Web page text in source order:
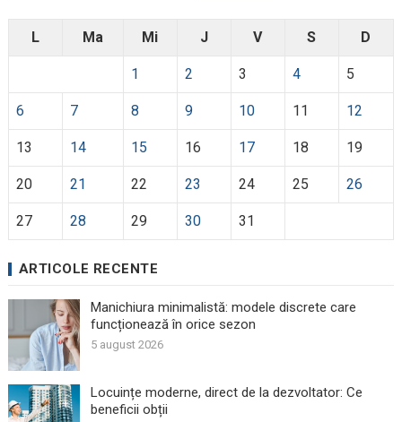
L Ma Mi J V S D
1 2 3 4 5
6 7 8 9 10 11 12
13 14 15 16 17 18 19
20 21 22 23 24 25 26
27 28 29 30 31
ARTICOLE RECENTE
Manichiura minimalistă: modele discrete care
funcționează în orice sezon
5 august 2026
Locuințe moderne, direct de la dezvoltator: Ce
beneficii obții